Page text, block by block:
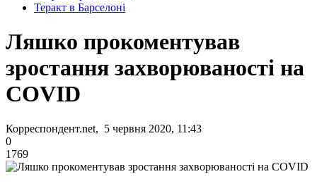
Теракт в Барселоні
Ляшко прокоментував
зростання захворюваності на
COVID
Корреспондент.net, 5 червня 2020, 11:43
0
1769